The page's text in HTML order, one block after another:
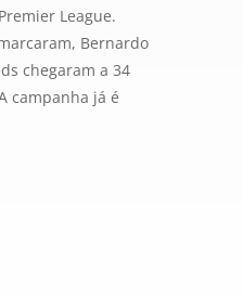
League.
Bernardo
chegaram a 34
campanha já é